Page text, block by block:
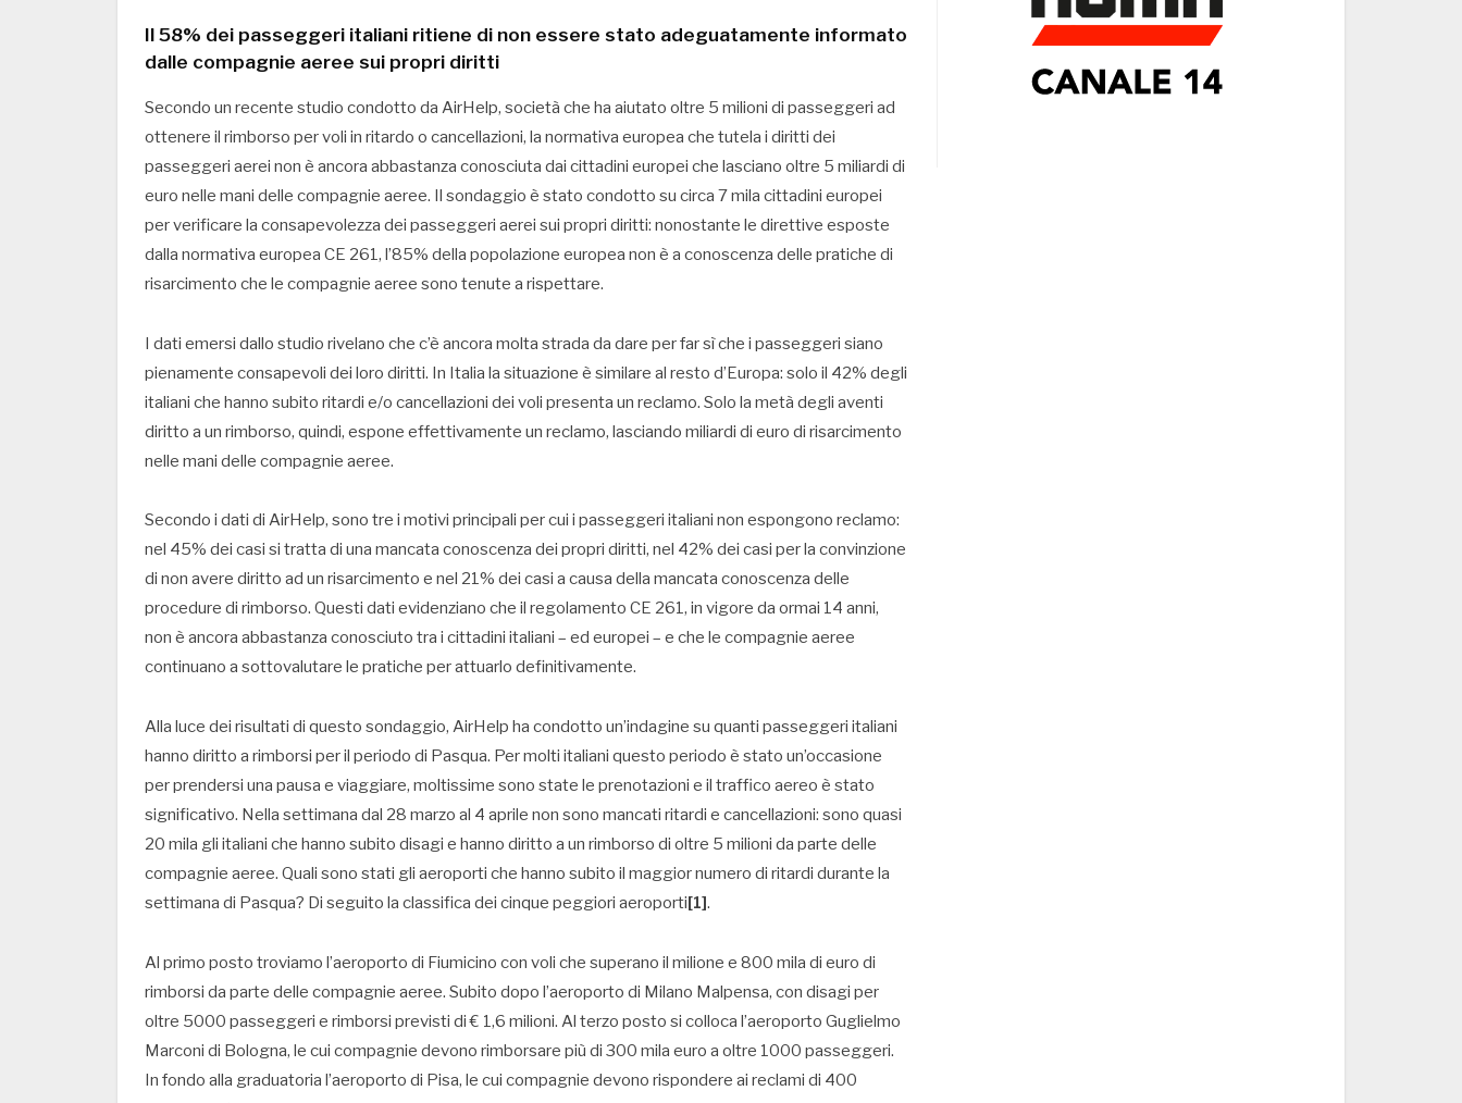
Il 58% dei passeggeri italiani ritiene di non essere stato adeguatamente informato
dalle compagnie aeree sui propri diritti
Secondo un recente studio condotto da AirHelp, società che ha aiutato oltre 5 milioni di passeggeri ad
ottenere il rimborso per voli in ritardo o cancellazioni, la normativa europea che tutela i diritti dei
passeggeri aerei non è ancora abbastanza conosciuta dai cittadini europei che lasciano oltre 5 miliardi di
euro nelle mani delle compagnie aeree. Il sondaggio è stato condotto su circa 7 mila cittadini europei
per verificare la consapevolezza dei passeggeri aerei sui propri diritti: nonostante le direttive esposte
dalla normativa europea CE 261, l’85% della popolazione europea non è a conoscenza delle pratiche di
risarcimento che le compagnie aeree sono tenute a rispettare.
I dati emersi dallo studio rivelano che c’è ancora molta strada da dare per far sì che i passeggeri siano
pienamente consapevoli dei loro diritti. In Italia la situazione è similare al resto d’Europa: solo il 42% degli
italiani che hanno subito ritardi e/o cancellazioni dei voli presenta un reclamo. Solo la metà degli aventi
diritto a un rimborso, quindi, espone effettivamente un reclamo, lasciando miliardi di euro di risarcimento
nelle mani delle compagnie aeree.
Secondo i dati di AirHelp, sono tre i motivi principali per cui i passeggeri italiani non espongono reclamo:
nel 45% dei casi si tratta di una mancata conoscenza dei propri diritti, nel 42% dei casi per la convinzione
di non avere diritto ad un risarcimento e nel 21% dei casi a causa della mancata conoscenza delle
procedure di rimborso. Questi dati evidenziano che il regolamento CE 261, in vigore da ormai 14 anni,
non è ancora abbastanza conosciuto tra i cittadini italiani – ed europei – e che le compagnie aeree
continuano a sottovalutare le pratiche per attuarlo definitivamente.
Alla luce dei risultati di questo sondaggio, AirHelp ha condotto un’indagine su quanti passeggeri italiani
hanno diritto a rimborsi per il periodo di Pasqua. Per molti italiani questo periodo è stato un’occasione
per prendersi una pausa e viaggiare, moltissime sono state le prenotazioni e il traffico aereo è stato
significativo. Nella settimana dal 28 marzo al 4 aprile non sono mancati ritardi e cancellazioni: sono quasi
20 mila gli italiani che hanno subito disagi e hanno diritto a un rimborso di oltre 5 milioni da parte delle
compagnie aeree. Quali sono stati gli aeroporti che hanno subito il maggior numero di ritardi durante la
settimana di Pasqua? Di seguito la classifica dei cinque peggiori aeroporti[1].
Al primo posto troviamo l’aeroporto di Fiumicino con voli che superano il milione e 800 mila di euro di
rimborsi da parte delle compagnie aeree. Subito dopo l’aeroporto di Milano Malpensa, con disagi per
oltre 5000 passeggeri e rimborsi previsti di € 1,6 milioni. Al terzo posto si colloca l’aeroporto Guglielmo
Marconi di Bologna, le cui compagnie devono rimborsare più di 300 mila euro a oltre 1000 passeggeri.
In fondo alla graduatoria l’aeroporto di Pisa, le cui compagnie devono rispondere ai reclami di 400